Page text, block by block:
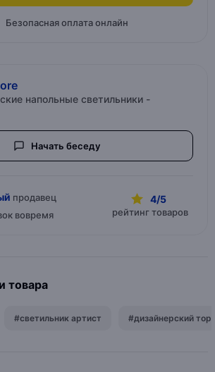
Безопасная оплата онлайн
напольные светильники -
Начать беседу
продавец
вовремя
4/5
рейтинг товаров
товара
#светильник артист #дизайнерский